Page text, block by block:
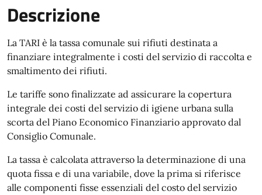
Descrizione
La TARI è la tassa comunale sui rifiuti destinata a
finanziare integralmente i costi del servizio di raccolta e
smaltimento dei rifiuti.
Le tariffe sono finalizzate ad assicurare la copertura
integrale dei costi del servizio di igiene urbana sulla
scorta del Piano Economico Finanziario approvato dal
Consiglio Comunale.
La tassa è calcolata attraverso la determinazione di una
quota fissa e di una variabile, dove la prima si riferisce
alle componenti fisse essenziali del costo del servizio